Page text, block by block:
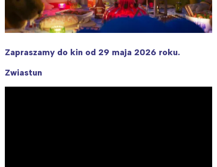
Zapraszamy do kin od 29 maja 2026 roku.
Zwiastun